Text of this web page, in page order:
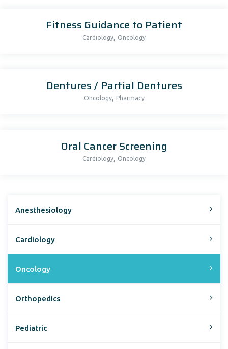
Fitness Guidance to Patient
Cardiology, Oncology
Dentures / Partial Dentures
Oncology, Pharmacy
Oral Cancer Screening
Cardiology, Oncology
Anesthesiology
Cardiology
Oncology
Orthopedics
Pediatric